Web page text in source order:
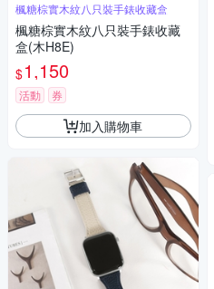
楓糖棕實木紋八只裝手錶收藏盒
楓糖棕實木紋八只裝手錶收藏
盒(木H8E)
$1,150
活動 券
加入購物車